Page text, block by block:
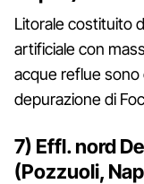
Litorale costituito
artificiale con
acque reflue sono
depurazione di
7) Effl. nord
(Pozzuoli,